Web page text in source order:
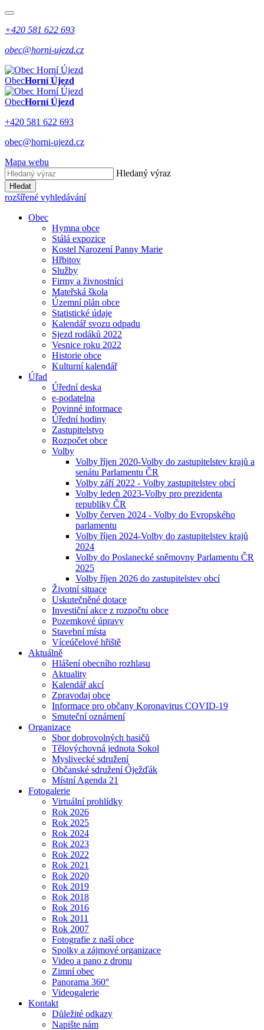
+420 581 622 693
obec@horni-ujezd.cz
ObecHorní Újezd
ObecHorní Újezd
+420 581 622 693
obec@horni-ujezd.cz
Mapa webu
Hledaný výraz
Hledat
rozšířené vyhledávání
Obec
Hymna obce
Stálá expozice
Kostel Narození Panny Marie
Hřbitov
Služby
Firmy a živnostníci
Mateřská škola
Územní plán obce
Statistické údaje
Kalendář svozu odpadu
Sjezd rodáků 2022
Vesnice roku 2022
Historie obce
Kulturní kalendář
Úřad
Úřední deska
e-podatelna
Povinné informace
Úřední hodiny
Zastupitelstvo
Rozpočet obce
Volby
Volby říjen 2020-Volby do zastupitelstev krajů a
senátu Parlamentu ČR
Volby září 2022 - Volby zastupitelstev obcí
Volby leden 2023-Volby pro prezidenta
republiky ČR
Volby červen 2024 - Volby do Evropského
parlamentu
Volby říjen 2024-Volby do zastupitelstev krajů
2024
Volby do Poslanecké sněmovny Parlamentu ČR
2025
Volby říjen 2026 do zastupitelstev obcí
Životní situace
Uskutečněné dotace
Investiční akce z rozpočtu obce
Pozemkové úpravy
Stavební místa
Víceúčelové hřiště
Aktuálně
Hlášení obecního rozhlasu
Aktuality
Kalendář akcí
Zpravodaj obce
Informace pro občany Koronavirus COVID-19
Smuteční oznámení
Organizace
Sbor dobrovolných hasičů
Tělovýchovná jednota Sokol
Myslivecké sdružení
Občanské sdružení Óježďák
Místní Agenda 21
Fotogalerie
Virtuální prohlídky
Rok 2026
Rok 2025
Rok 2024
Rok 2023
Rok 2022
Rok 2021
Rok 2020
Rok 2019
Rok 2018
Rok 2016
Rok 2011
Rok 2007
Fotografie z naší obce
Spolky a zájmové organizace
Video a pano z dronu
Zimní obec
Panorama 360°
Videogalerie
Kontakt
Důležité odkazy
Napište nám